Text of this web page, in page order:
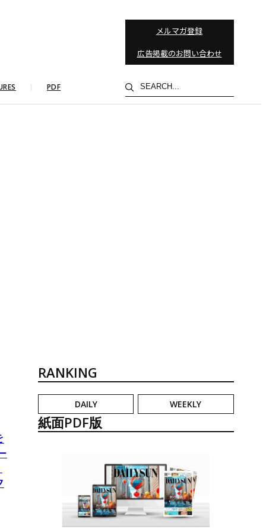
メルマガ登録
広告掲載のお問い合わせ
PDF
検
索
RANKING
DAILY WEEKLY
紙面PDF版